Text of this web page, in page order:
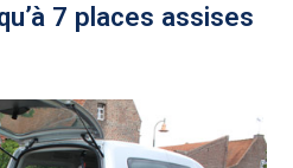
7 places assises